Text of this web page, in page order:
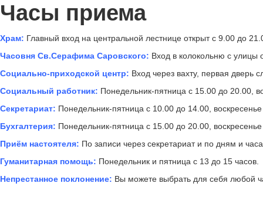
Часы приема
Храм: Главный вход на центральной лестнице открыт с 9.00 до
Часовня Св.Серафима Саровского: Вход в колокольню с улицы
Социально-приходской центр: Вход через вахту, первая дверь
Социальный работник: Понедельник-пятница с 15.00 до 20.00,
Секретариат: Понедельник-пятница с 10.00 до 14.00,
Бухгалтерия: Понедельник-пятница с 15.00 до 20.00,
Приём настоятеля: По записи через секретариат и по дням и
Гуманитарная помощь: Понедельник и пятница с 13 до 15 часов.
Непрестанное поклонение: Вы можете выбрать для себя любой